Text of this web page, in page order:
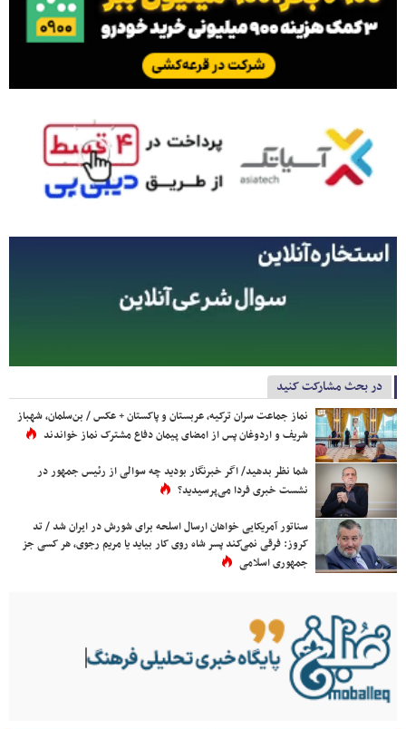
در بحث مشارکت کنید
نماز جماعت سران ترکیه، عربستان و پاکستان + عکس / بن‌سلمان، شهباز
شریف و اردوغان پس از امضای پیمان دفاع مشترک نماز خواندند
شما نظر بدهید/ اگر خبرنگار بودید چه سوالی از رئیس جمهور در
نشست خبری فردا می‌پرسیدید؟
سناتور آمریکایی خواهان ارسال اسلحه برای شورش در ایران شد / تد
کروز: فرقی نمی‌کند پسر شاه روی کار بیاید یا مریم رجوی، هر کسی جز
جمهوری اسلامی